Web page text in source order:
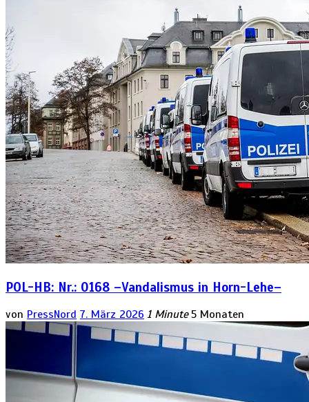
POL-HB: Nr.: 0168 –Vandalismus in Horn-Lehe–
von PressNord 7. März 2026 1 Minute 5 Monaten